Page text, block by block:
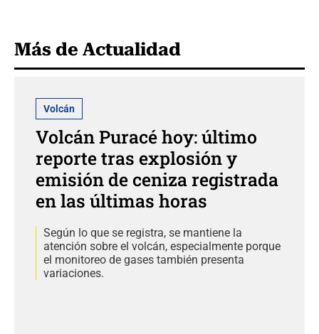
Más de Actualidad
Volcán
Volcán Puracé hoy: último
reporte tras explosión y
emisión de ceniza registrada
en las últimas horas
Según lo que se registra, se mantiene la
atención sobre el volcán, especialmente porque
el monitoreo de gases también presenta
variaciones.